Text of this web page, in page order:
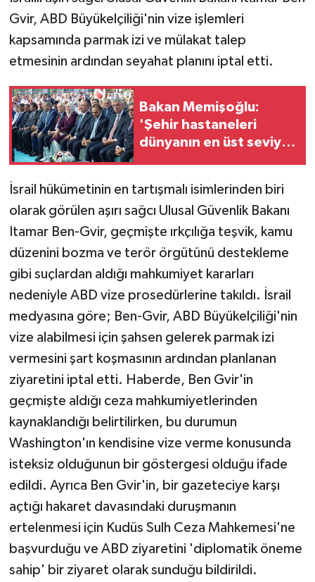
Gvir, ABD Büyükelçiliği'nin vize işlemleri
kapsamında parmak izi ve mülakat talep
etmesinin ardından seyahat planını iptal etti.
Bakan Memişoğlu:
'Şehir hastaneleri
dünyanın en üst seviye
İsrail hükümetinin en tartışmalı isimlerinden biri
olarak görülen aşırı sağcı Ulusal Güvenlik Bakanı
Itamar Ben-Gvir, geçmişte ırkçılığa teşvik, kamu
düzenini bozma ve terör örgütünü destekleme
gibi suçlardan aldığı mahkumiyet kararları
nedeniyle ABD vize prosedürlerine takıldı. İsrail
medyasına göre; Ben-Gvir, ABD Büyükelçiliği'nin
vize alabilmesi için şahsen gelerek parmak izi
vermesini şart koşmasının ardından planlanan
ziyaretini iptal etti. Haberde, Ben Gvir'in
geçmişte aldığı ceza mahkumiyetlerinden
kaynaklandığı belirtilirken, bu durumun
Washington'ın kendisine vize verme konusunda
isteksiz olduğunun bir göstergesi olduğu ifade
edildi. Ayrıca Ben Gvir'in, bir gazeteciye karşı
açtığı hakaret davasındaki duruşmanın
ertelenmesi için Kudüs Sulh Ceza Mahkemesi'ne
başvurduğu ve ABD ziyaretini 'diplomatik öneme
sahip' bir ziyaret olarak sunduğu bildirildi.